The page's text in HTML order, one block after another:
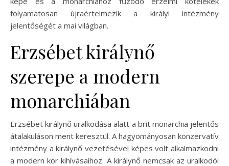
folyamatosan újraértelmezik a királyi intézmény
jelentőségét a mai világban.
Erzsébet királynő
szerepe a modern
monarchiában
Erzsébet királynő uralkodása alatt a brit monarchia jelentős
átalakuláson ment keresztül. A hagyományosan konzervatív
intézmény a királynő vezetésével képes volt alkalmazkodni
a modern kor kihívásaihoz. A királynő nemcsak az uralkodói